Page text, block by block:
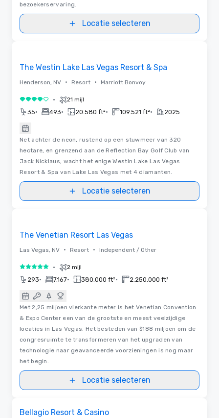
bezoekerservaring.
Locatie selecteren
The Westin Lake Las Vegas Resort & Spa
Henderson, NV • Resort • Marriott Bonvoy
4 van 5 • 21 mijl
35• 493• 20.580 ft²• 109.521 ft²• 2025
Net achter de neon, rustend op een stuwmeer van 320
hectare, en grenzend aan de Reflection Bay Golf Club van
Jack Nicklaus, wacht het enige Westin Lake Las Vegas
Resort & Spa van Lake Las Vegas met 4 diamanten.
Locatie selecteren
The Venetian Resort Las Vegas
Las Vegas, NV • Resort • Independent / Other
5 van 5 • 2 mijl
293• 7.167• 380.000 ft²• 2.250.000 ft²
Met 2,25 miljoen vierkante meter is het Venetian Convention
& Expo Center een van de grootste en meest veelzijdige
locaties in Las Vegas. Het besteden van $188 miljoen om de
congresruimte te transformeren van het upgraden van
technologie naar geavanceerde voorzieningen is nog maar
het begin.
Locatie selecteren
Bellagio Resort & Casino